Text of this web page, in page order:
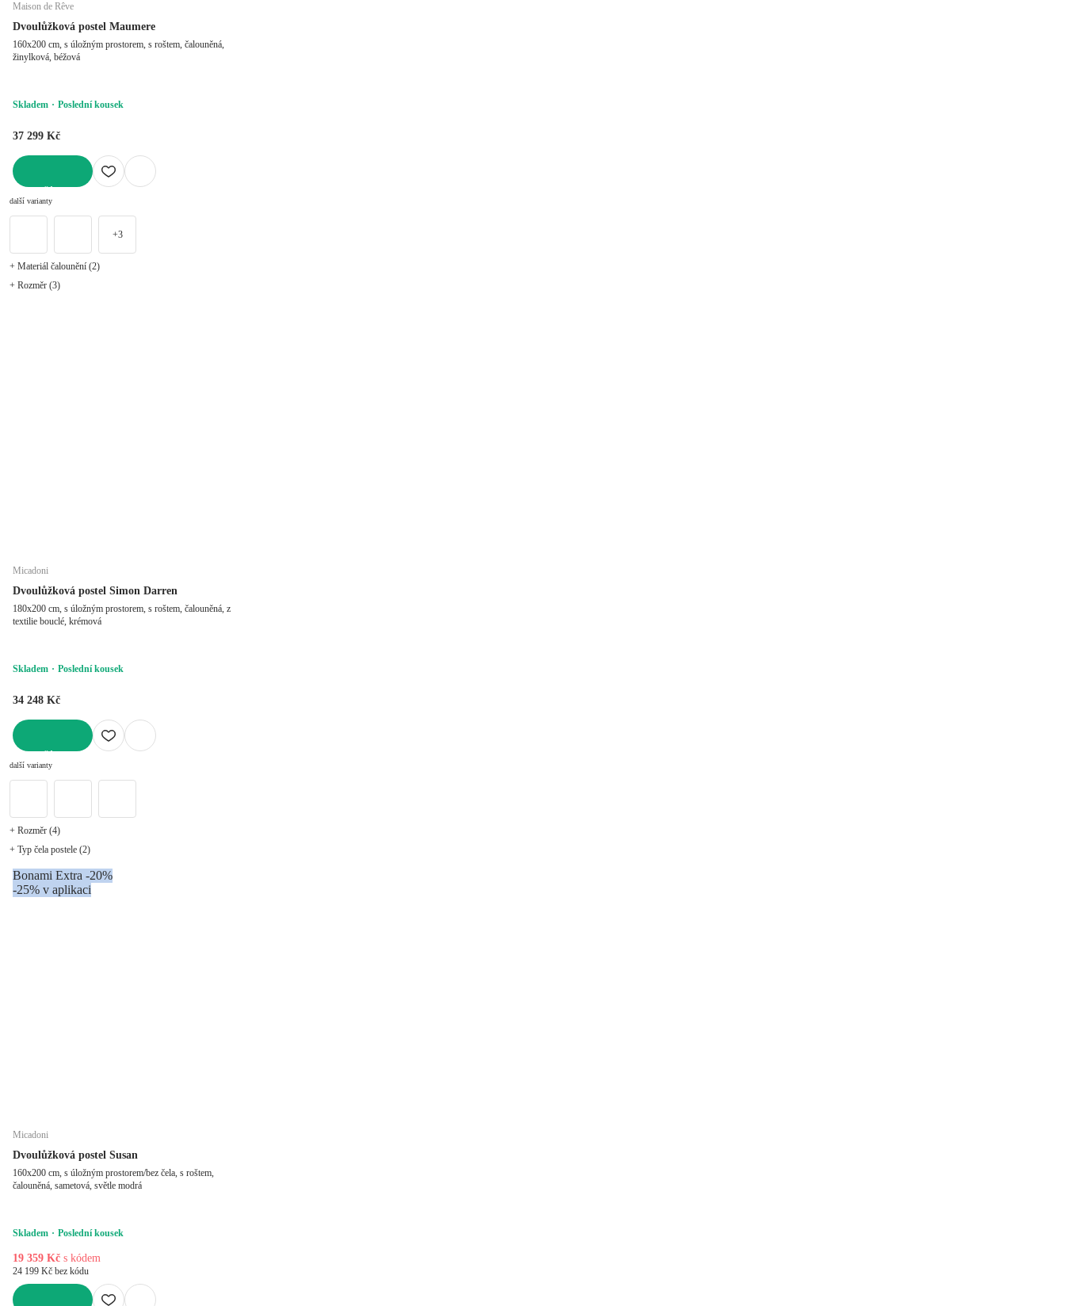
Maison de Rêve
Dvoulůžková postel Maumere
160x200 cm, s úložným prostorem, s roštem, čalouněná,
žinylková, béžová
Skladem Poslední kousek
37 299 Kč
další varianty
+3
+ Materiál čalounění (2)
+ Rozměr (3)
Micadoni
Dvoulůžková postel Simon Darren
180x200 cm, s úložným prostorem, s roštem, čalouněná, z
textilie bouclé, krémová
Skladem Poslední kousek
34 248 Kč
další varianty
+ Rozměr (4)
+ Typ čela postele (2)
Bonami Extra -20%
-25% v aplikaci
Micadoni
Dvoulůžková postel Susan
160x200 cm, s úložným prostorem/bez čela, s roštem,
čalouněná, sametová, světle modrá
Skladem Poslední kousek
19 359 Kč s kódem
24 199 Kč bez kódu